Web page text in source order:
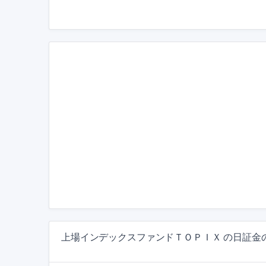
上場インデックスファンドＴＯＰＩＸ の日証金